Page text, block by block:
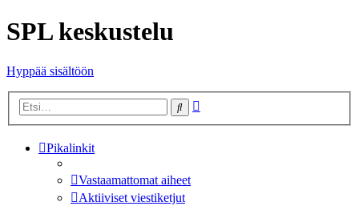
SPL keskustelu
Hyppää sisältöön
Etsi
Pikalinkit
Vastaamattomat aiheet
Aktiiviset viestiketjut